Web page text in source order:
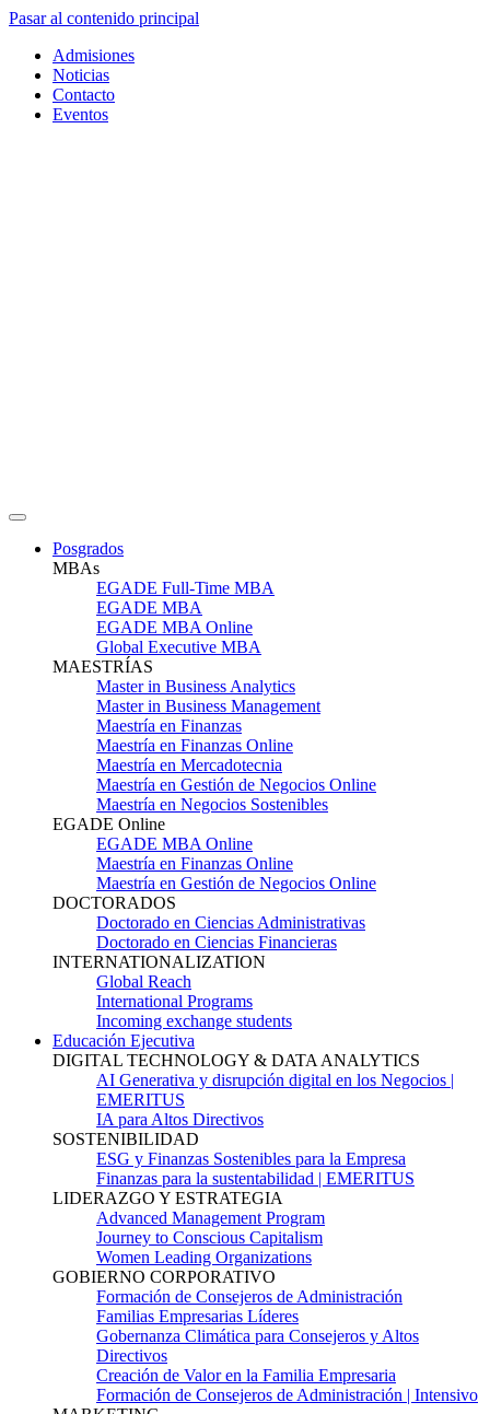
Pasar al contenido principal
Admisiones
Noticias
Contacto
Eventos
Posgrados
MBAs
EGADE Full-Time MBA
EGADE MBA
EGADE MBA Online
Global Executive MBA
MAESTRÍAS
Master in Business Analytics
Master in Business Management
Maestría en Finanzas
Maestría en Finanzas Online
Maestría en Mercadotecnia
Maestría en Gestión de Negocios Online
Maestría en Negocios Sostenibles
EGADE Online
EGADE MBA Online
Maestría en Finanzas Online
Maestría en Gestión de Negocios Online
DOCTORADOS
Doctorado en Ciencias Administrativas
Doctorado en Ciencias Financieras
INTERNATIONALIZATION
Global Reach
International Programs
Incoming exchange students
Educación Ejecutiva
DIGITAL TECHNOLOGY & DATA ANALYTICS
AI Generativa y disrupción digital en los Negocios |
EMERITUS
IA para Altos Directivos
SOSTENIBILIDAD
ESG y Finanzas Sostenibles para la Empresa
Finanzas para la sustentabilidad | EMERITUS
LIDERAZGO Y ESTRATEGIA
Advanced Management Program
Journey to Conscious Capitalism
Women Leading Organizations
GOBIERNO CORPORATIVO
Formación de Consejeros de Administración
Familias Empresarias Líderes
Gobernanza Climática para Consejeros y Altos
Directivos
Creación de Valor en la Familia Empresaria
Formación de Consejeros de Administración | Intensivo